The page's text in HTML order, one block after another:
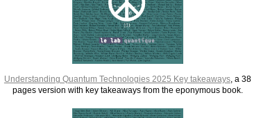
Understanding Quantum Technologies 2025 Key takeaways, a 38
pages version with key takeaways from the eponymous book.